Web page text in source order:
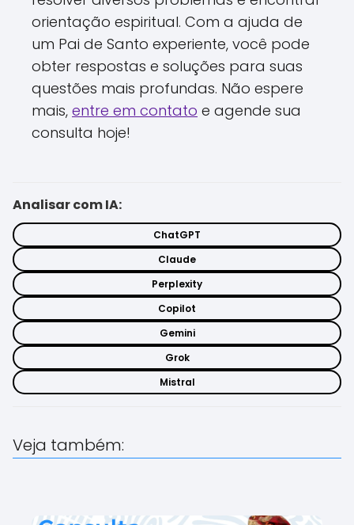
orientação espiritual. Com a ajuda de
um Pai de Santo experiente, você pode
obter respostas e soluções para suas
questões mais profundas. Não espere
mais, entre em contato e agende sua
consulta hoje!
Analisar com IA:
ChatGPT
Claude
Perplexity
Copilot
Gemini
Grok
Mistral
Veja também: